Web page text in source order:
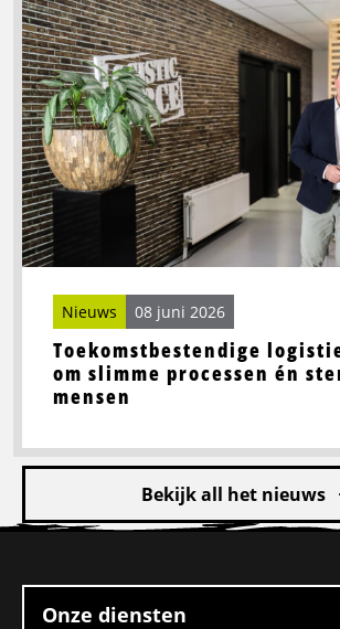
Toekomstbestendige
om slimme processen én
mensen
Nieuws 08 juni 2026
meer
over
Toekomstbestendige
logistiek
vraagt
om
slimme
processen
én
sterke
mensen
Bekijk all het nieuws
footer
Onze diensten